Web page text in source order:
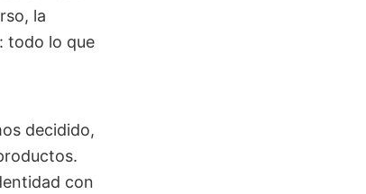
la
todo lo que
decidido,
con